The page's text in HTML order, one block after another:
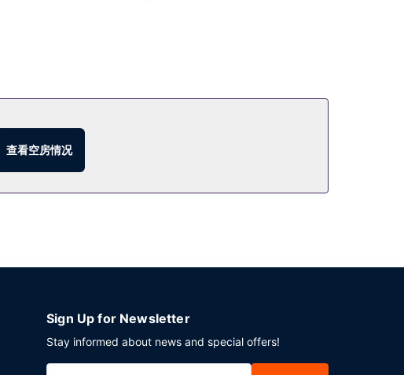
查看空房情况
Sign Up for Newsletter
Stay informed about news and special offers!